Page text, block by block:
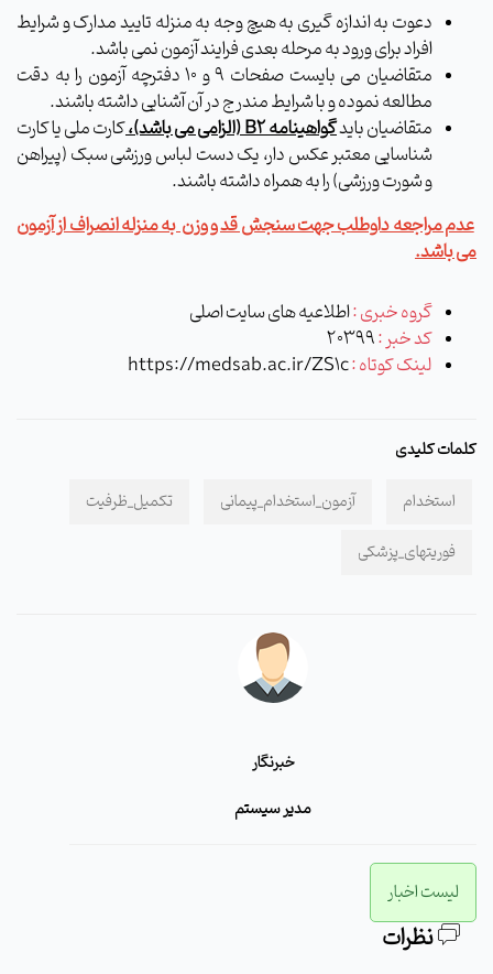
دعوت به اندازه گیری به هیچ وجه به منزله تایید مدارک و شرایط
افراد برای ورود به مرحله بعدی فرایند آزمون نمی باشد.
متقاضیان می بایست صفحات 9 و 10 دفترچه آزمون را به دقت
مطالعه نموده و با شرایط مندرج در آن آشنایی داشته باشند.
متقاضیان بایدگواهینامهB2(الزامی می باشد)،کارت ملی یا کارت
شناسایی معتبر عکس دار، یک دست لباس ورزشی سبک (پیراهن
و شورت ورزشی) را به همراه داشته باشند.
عدم مراجعه داوطلب جهت سنجش قد و وزن به منزله انصراف از آزمون
می باشد.
گروه خبری :اطلاعیه های سایت اصلی
کد خبر :20399
لینک کوتاه :https://medsab.ac.ir/ZS1c
کلمات کلیدی
استخدام آزمون_استخدام_پیمانی تکمیل_ظرفیت
فوریتهای_پزشکی
خبرنگار
مدیر سیستم
لیست اخبار
نظرات